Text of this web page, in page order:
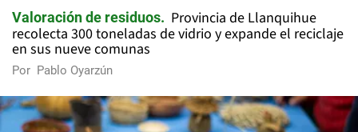
Valoración de residuos
Provincia de Llanquihue
recolecta 300 toneladas de vidrio y expande el reciclaje
en sus nueve comunas
Por Pablo Oyarzún